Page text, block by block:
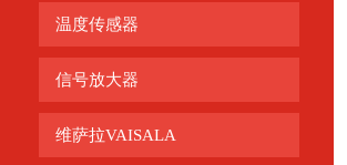
温度传感器
信号放大器
维萨拉VAISALA